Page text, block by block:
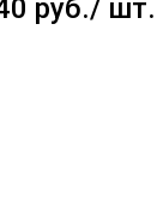
руб./ шт.